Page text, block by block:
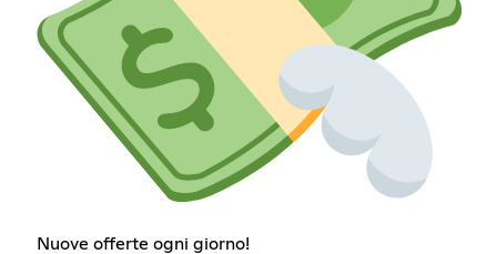
Nuove offerte ogni giorno!